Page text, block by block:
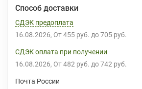
Способ доставки
СДЭК предоплата
16.08.2026 От 455 руб. до 705 руб.
СДЭК оплата при получении
16.08.2026 От 482 руб. до 742 руб.
Почта России